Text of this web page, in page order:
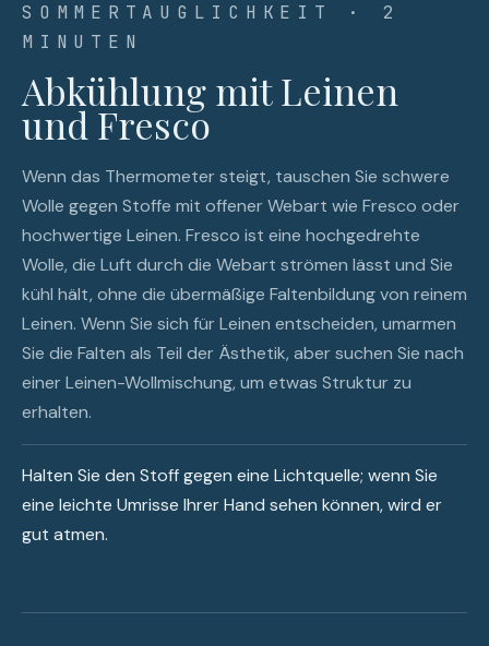
SOMMERTAUGLICHKEIT · 2
MINUTEN
Abkühlung mit Leinen
und Fresco
Wenn das Thermometer steigt, tauschen Sie schwere
Wolle gegen Stoffe mit offener Webart wie Fresco oder
hochwertige Leinen. Fresco ist eine hochgedrehte
Wolle, die Luft durch die Webart strömen lässt und Sie
kühl hält, ohne die übermäßige Faltenbildung von reinem
Leinen. Wenn Sie sich für Leinen entscheiden, umarmen
Sie die Falten als Teil der Ästhetik, aber suchen Sie nach
einer Leinen-Wollmischung, um etwas Struktur zu
erhalten.
Halten Sie den Stoff gegen eine Lichtquelle; wenn Sie
eine leichte Umrisse Ihrer Hand sehen können, wird er
gut atmen.